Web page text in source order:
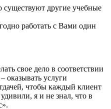
другие учебные
работать с Вами один
свое дело в соответствии
оказывать услуги
чтобы каждый клиент
я и не знал, что в